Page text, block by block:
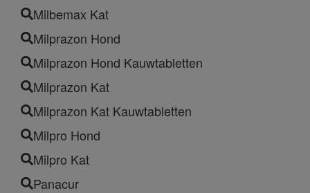
Milbemax Kat
Milprazon Hond
Milprazon Hond Kauwtabletten
Milprazon Kat
Milprazon Kat Kauwtabletten
Milpro Hond
Milpro Kat
Panacur